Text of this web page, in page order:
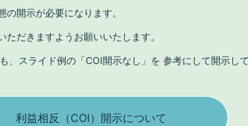
開示が必要になります。
だきますようお願いいたします。
、スライド例の「COI開示なし」を 参考にして開示して
利益相反（COI）開示について